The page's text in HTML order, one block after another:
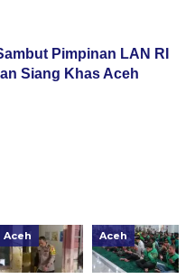
Pimpinan LAN RI
Siang Khas Aceh
Aceh Aceh